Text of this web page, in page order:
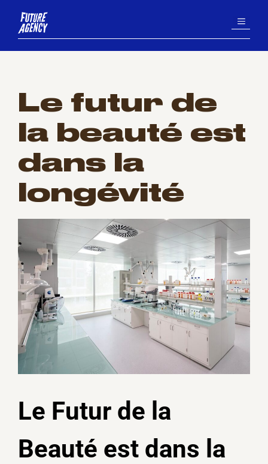
contenu
MENU
Le futur de
la beauté est
dans la
longévité
Le Futur de la
Beauté est dans la